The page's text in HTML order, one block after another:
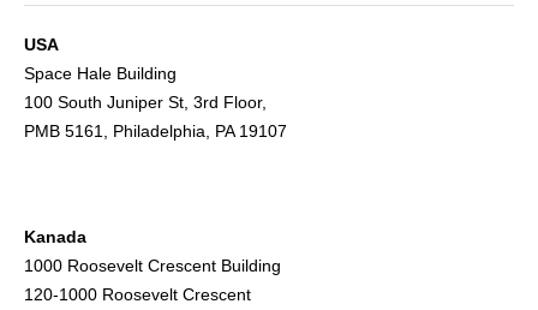
USA
Space Hale Building
100 South Juniper St, 3rd Floor,
PMB 5161, Philadelphia, PA 19107
Kanada
1000 Roosevelt Crescent Building
120-1000 Roosevelt Crescent